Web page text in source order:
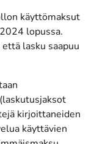
käyttömaksut
lopussa.
lasku saapuu
kirjoittaneiden
käyttävien